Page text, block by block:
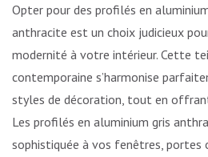
Opter pour des profilés en
anthracite est un choix judicieux
modernité à votre intérieur. Cette
contemporaine s’harmonise
styles de décoration, tout en
Les profilés en aluminium gris
sophistiquée à vos fenêtres, portes